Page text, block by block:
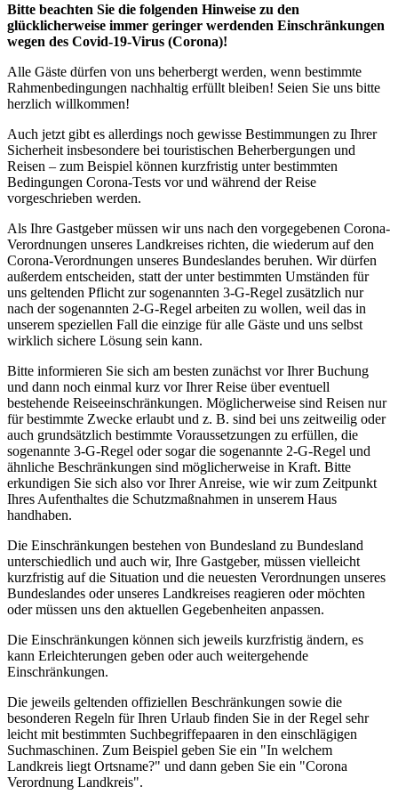
Bitte beachten Sie die folgenden Hinweise zu den
glücklicherweise immer geringer werdenden Einschränkungen
wegen des Covid-19-Virus (Corona)!
Alle Gäste dürfen von uns beherbergt werden, wenn bestimmte
Rahmenbedingungen nachhaltig erfüllt bleiben! Seien Sie uns bitte
herzlich willkommen!
Auch jetzt gibt es allerdings noch gewisse Bestimmungen zu Ihrer
Sicherheit insbesondere bei touristischen Beherbergungen und
Reisen – zum Beispiel können kurzfristig unter bestimmten
Bedingungen Corona-Tests vor und während der Reise
vorgeschrieben werden.
Als Ihre Gastgeber müssen wir uns nach den vorgegebenen Corona-
Verordnungen unseres Landkreises richten, die wiederum auf den
Corona-Verordnungen unseres Bundeslandes beruhen. Wir dürfen
außerdem entscheiden, statt der unter bestimmten Umständen für
uns geltenden Pflicht zur sogenannten 3-G-Regel zusätzlich nur
nach der sogenannten 2-G-Regel arbeiten zu wollen, weil das in
unserem speziellen Fall die einzige für alle Gäste und uns selbst
wirklich sichere Lösung sein kann.
Bitte informieren Sie sich am besten zunächst vor Ihrer Buchung
und dann noch einmal kurz vor Ihrer Reise über eventuell
bestehende Reiseeinschränkungen. Möglicherweise sind Reisen nur
für bestimmte Zwecke erlaubt und z. B. sind bei uns zeitweilig oder
auch grundsätzlich bestimmte Voraussetzungen zu erfüllen, die
sogenannte 3-G-Regel oder sogar die sogenannte 2-G-Regel und
ähnliche Beschränkungen sind möglicherweise in Kraft. Bitte
erkundigen Sie sich also vor Ihrer Anreise, wie wir zum Zeitpunkt
Ihres Aufenthaltes die Schutzmaßnahmen in unserem Haus
handhaben.
Die Einschränkungen bestehen von Bundesland zu Bundesland
unterschiedlich und auch wir, Ihre Gastgeber, müssen vielleicht
kurzfristig auf die Situation und die neuesten Verordnungen unseres
Bundeslandes oder unseres Landkreises reagieren oder möchten
oder müssen uns den aktuellen Gegebenheiten anpassen.
Die Einschränkungen können sich jeweils kurzfristig ändern, es
kann Erleichterungen geben oder auch weitergehende
Einschränkungen.
Die jeweils geltenden offiziellen Beschränkungen sowie die
besonderen Regeln für Ihren Urlaub finden Sie in der Regel sehr
leicht mit bestimmten Suchbegriffepaaren in den einschlägigen
Suchmaschinen. Zum Beispiel geben Sie ein "In welchem
Landkreis liegt Ortsname?" und dann geben Sie ein "Corona
Verordnung Landkreis".